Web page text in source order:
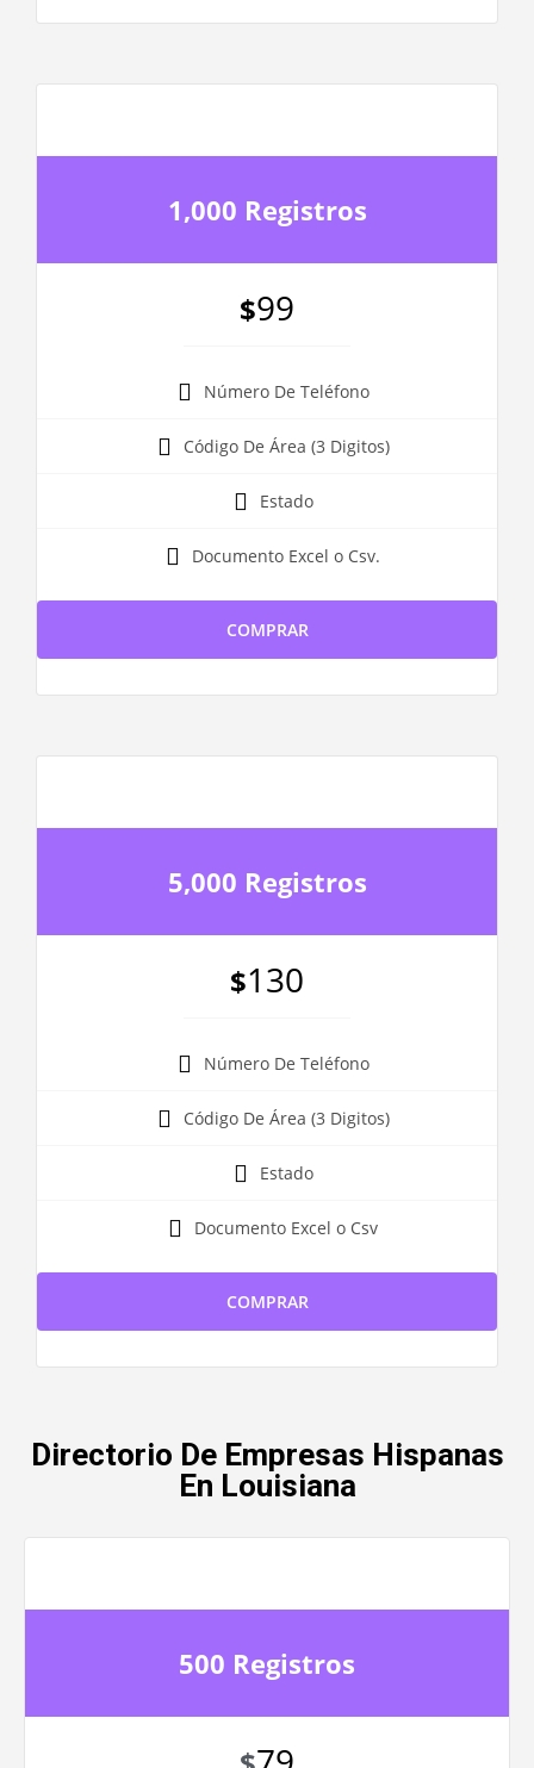
1,000 Registros
$99
Número De Teléfono
Código De Área (3 Digitos)
Estado
Documento Excel o Csv.
COMPRAR
5,000 Registros
$130
Número De Teléfono
Código De Área (3 Digitos)
Estado
Documento Excel o Csv
COMPRAR
Directorio De Empresas Hispanas
En Louisiana
500 Registros